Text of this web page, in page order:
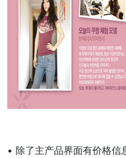
• 除了主产品界面有价格